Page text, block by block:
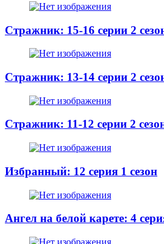
Стражник: 15-16 серии 2
Стражник: 13-14 серии 2
Стражник: 11-12 серии 2
Избранный: 12 серия 1 сезон
Ангел на белой карете: 4